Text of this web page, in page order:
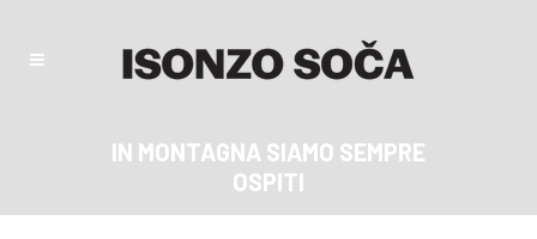
IN MONTAGNA SIAMO SEMPRE
OSPITI